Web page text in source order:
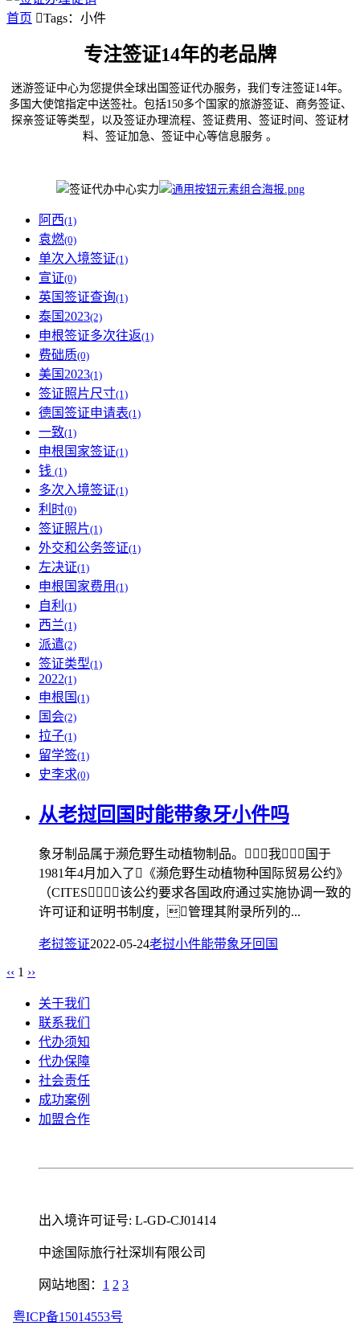
首页 Tags：小件
专注签证14年的老品牌
迷游签证中心为您提供全球出国签证代办服务，我们专注签证14年。
多国大使馆指定中送签社。包括150多个国家的旅游签证、商务签证、
探亲签证等类型，以及签证办理流程、签证费用、签证时间、签证材
料、签证加急、签证中心等信息服务 。
阿西(1)
袁燃(0)
单次入境签证(1)
宣证(0)
英国签证查询(1)
泰国2023(2)
申根签证多次往返(1)
费础质(0)
美国2023(1)
签证照片尺寸(1)
德国签证申请表(1)
一致(1)
申根国家签证(1)
钱 (1)
多次入境签证(1)
利时(0)
签证照片(1)
外交和公务签证(1)
左决证(1)
申根国家费用 (1)
自利 (1)
西兰(1)
派遣(2)
签证类型(1)
2022(1)
申根国 (1)
国会(2)
拉子(1)
留学签(1)
史李求(0)
从老挝回国时能带象牙小件吗
象牙制品属于濒危野生动植物制品。我国于
1981年4月加入了《濒危野生动植物种国际贸易公约》
（CITES），该公约要求各国政府通过实施协调一致的
许可证和证明书制度，管理其附录所列的...
老挝签证2022-05-24老挝小件能带象牙回国
‹‹ 1 ››
关于我们
联系我们
代办须知
代办保障
社会责任
成功案例
加盟合作
出入境许可证号: L-GD-CJ01414
中途国际旅行社深圳有限公司
网站地图： 1 2 3
粤ICP备15014553号